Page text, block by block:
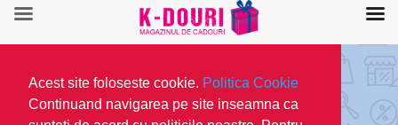
Acest site foloseste cookie. Politica Cookie
Continuand navigarea pe site inseamna ca